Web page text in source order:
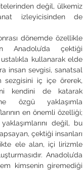
değil, ülkemiz
izleyicisinden de
Anadolu’da çektiği
kullanarak elde
insan sevgisi, sanatsal
sezgisini iç içe örerek,
kendini de katarak
özgü yaklaşımla
en önemli özelliği;
değil, bu
çektiği insanları
ele alan, içi lirizmle
Anadolu’da
kimsenin giremediği